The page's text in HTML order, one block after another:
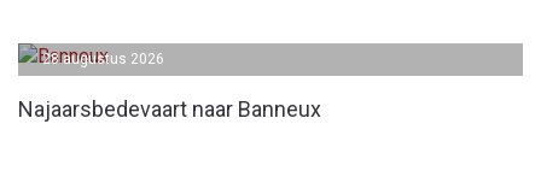
Najaarsbedevaart naar Banneux
28 augustus 2026